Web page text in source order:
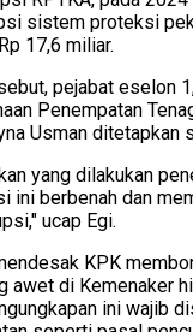
sistem proteksi
17,6 miliar.
pejabat eselon
Penempatan
Usman ditetapkan
yang dilakukan
ini berbenah dan
ucap Egi.
KPK
awet di Kemenaker
ini wajib